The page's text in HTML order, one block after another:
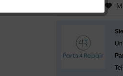
Vergleichen